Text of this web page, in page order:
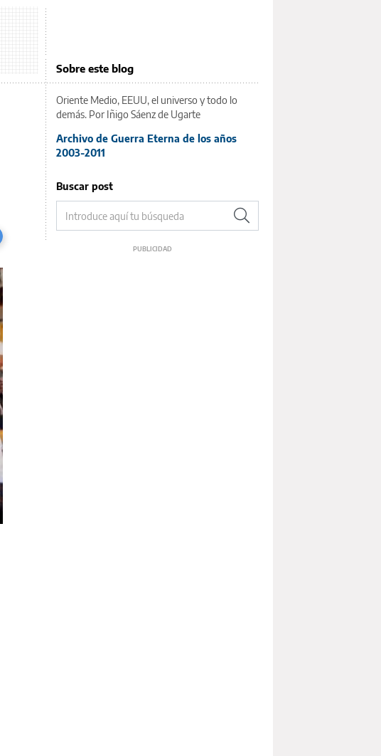
Sobre este blog
Oriente Medio, EEUU, el universo y todo lo
demás. Por Iñigo Sáenz de Ugarte
Archivo de Guerra Eterna de los años
2003-2011
Buscar post